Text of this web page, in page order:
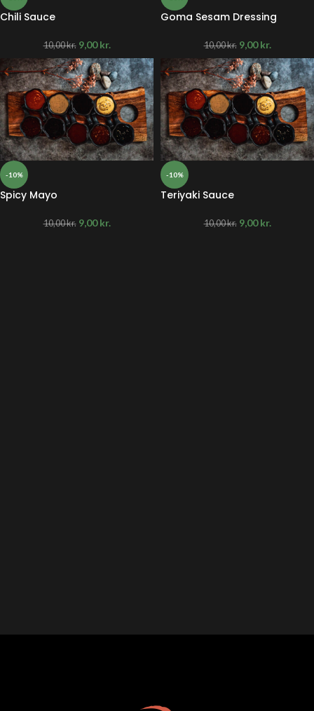
Chili Sauce
10,00kr. 9,00kr.
Goma Sesam Dressing
10,00kr. 9,00kr.
-10%
Spicy Mayo
10,00kr. 9,00kr.
-10%
Teriyaki Sauce
10,00kr. 9,00kr.